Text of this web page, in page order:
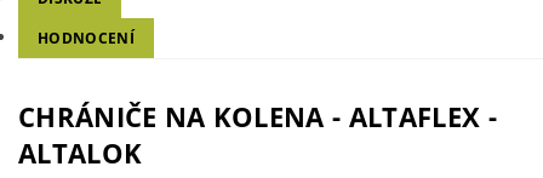
HODNOCENÍ
CHRÁNIČE NA KOLENA - ALTAFLEX -
ALTALOK